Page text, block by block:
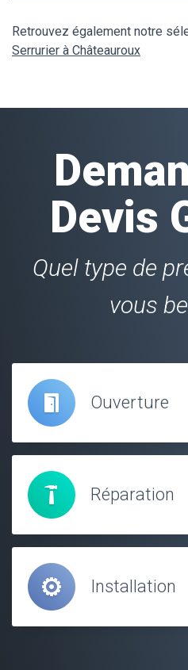
Retrouvez également notre
Serrurier à Châteauroux
Devis
Quel type de
vous
Ouverture
Réparation
Installation